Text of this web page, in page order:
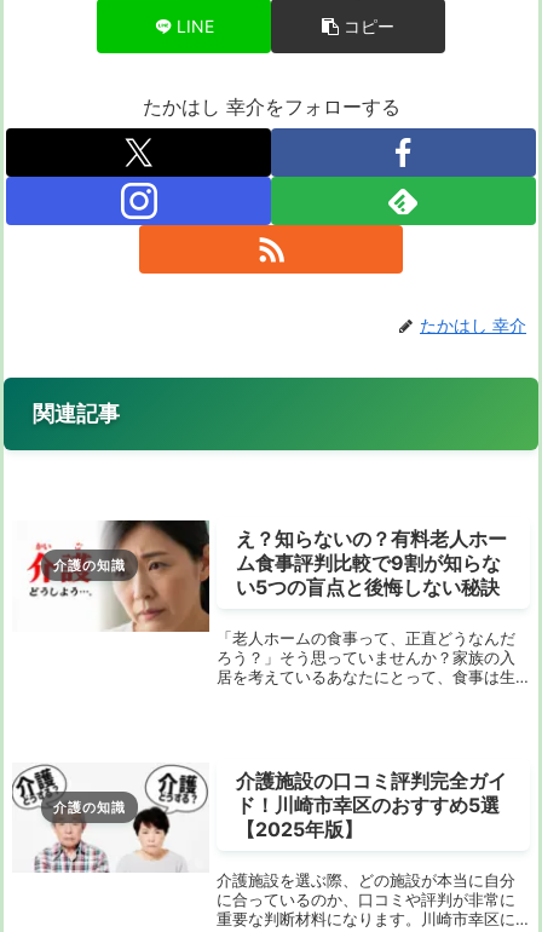
LINE コピー
たかはし 幸介をフォローする
たかはし 幸介
関連記事
介護の知識
え？知らないの？有料老人ホー
ム食事評判比較で9割が知らな
い5つの盲点と後悔しない秘訣
「老人ホームの食事って、正直どうなんだ
ろう？」そう思っていませんか？家族の入
居を考えているあなたにとって、食事は生
介護の知識
介護施設の口コミ評判完全ガイ
ド！川崎市幸区のおすすめ5選
【2025年版】
介護施設を選ぶ際、どの施設が本当に自分
に合っているのか、口コミや評判が非常に
重要な判断材料になります。川崎市幸区に